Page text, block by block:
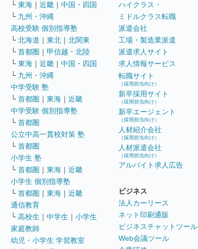
└ 東海 ｜ 近畿 ｜ 中国・四国
└ 九州・沖縄
高校受験 個別指導塾
└ 北海道 ｜ 東北 ｜ 北関東
└ 首都圏 ｜ 甲信越・北陸
└ 東海 ｜ 近畿 ｜ 中国・四国
└ 九州・沖縄
中学受験 塾
└ 首都圏 ｜ 東海 ｜ 近畿
中学受験 個別指導塾
└ 首都圏
公立中高一貫校対策 塾
└ 首都圏
小学生 塾
└ 首都圏 ｜ 東海 ｜ 近畿
小学生 個別指導塾
└ 首都圏 ｜ 東海 ｜ 近畿
通信教育
└ 高校生 ｜ 中学生 ｜ 小学生
家庭教師
幼児・小学生 学習教室
ハイクラス・
ミドルクラス転職
派遣会社
工場・製造業派遣
派遣求人サイト
求人情報サービス
転職サイト
（採用担当向け）
新卒採用サイト
（採用担当向け）
新卒エージェント
（採用担当向け）
人材紹介会社
（採用担当向け）
人材派遣会社
（採用担当向け）
アルバイト求人広告
ビジネス
法人カーリース
ネット印刷通販
ビジネスチャットツール
Web会議ツール